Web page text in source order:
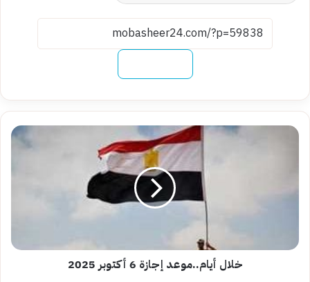
خلال
أكتوبر
خلال أيام..موعد إجازة 6 أكتوبر 2025